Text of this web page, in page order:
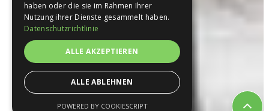
haben oder die sie im Rahmen Ihrer
Nutzung ihrer Dienste gesammelt haben.
Datenschutzrichtlinie
ALLE AKZEPTIEREN
ALLE ABLEHNEN
POWERED BY COOKIESCRIPT